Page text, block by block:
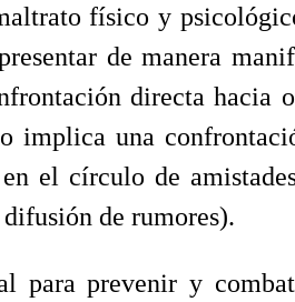
físico y
de manera
directa hacia
implica una
el círculo de
de rumores).
para prevenir y